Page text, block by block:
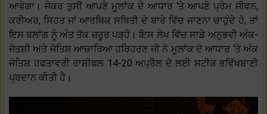
ਆਵੇਗਾ। ਜੇਕਰ ਤੁਸੀਂ ਆਪਣੇ ਮੂਲਾਂਕ ਦੇ ਆਧਾਰ ‘ਤੇ ਆਪਣੇ ਪ੍ਰੇਮ ਜੀਵਨ,
ਕਰੀਅਰ, ਸਿਹਤ ਜਾਂ ਆਰਥਿਕ ਸਥਿਤੀ ਦੇ ਬਾਰੇ ਵਿੱਚ ਜਾਣਨਾ ਚਾਹੁੰਦੇ ਹੋ, ਤਾਂ
ਇਸ ਬਲਾੱਗ ਨੂੰ ਅੰਤ ਤੱਕ ਜ਼ਰੂਰ ਪੜ੍ਹੋ। ਇਸ ਲੇਖ ਵਿੱਚ ਸਾਡੇ ਅਨੁਭਵੀ ਅੰਕ-
ਜੋਤਸ਼ੀ ਅਤੇ ਜੋਤਿਸ਼ ਆਚਾਰਿਆ ਹਰਿਹਰਣ ਜੀ ਨੇ ਮੂਲਾਂਕ ਦੇ ਆਧਾਰ ‘ਤੇ ਅੰਕ
ਜੋਤਿਸ਼ ਹਫਤਾਵਰੀ ਰਾਸ਼ੀਫਲ 14-20 ਅਪ੍ਰੈਲ ਦੇ ਲਈ ਸਟੀਕ ਭਵਿੱਖਬਾਣੀ
ਪ੍ਰਦਾਨ ਕੀਤੀ ਹੈ।